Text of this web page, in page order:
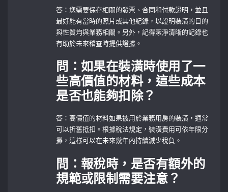
答：您需要保存相關的發票、合同和付款證明，並且
最好能有當時的照片或其他紀錄，以證明裝潢的目的
與性質均與業務相關。另外，記得潔淨清晰的記錄也
有助於未來稽查時提供證據。
問：如果在裝潢時使用了一
些高價值的材料，這些成本
是否也能夠扣除？
答：高價值的材料如果被用於業務用房的裝潢，通常
可以折舊抵扣。根據稅法規定，裝潢費用可依年限分
攤，這樣可以在未來幾年內持續減少稅負。
問：報稅時，是否有額外的
規範或限制需要注意？